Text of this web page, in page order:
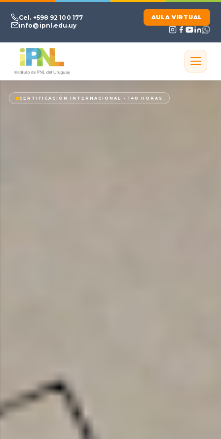
Cel. +598 92 100 177
info@ipnl.edu.uy
AULA VIRTUAL
Ir al contenido principal
CERTIFICACIÓN INTERNACIONAL - 140 HORAS